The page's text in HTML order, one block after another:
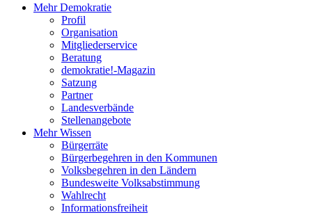
Mehr Demokratie
Profil
Organisation
Mitgliederservice
Beratung
demokratie!-Magazin
Satzung
Partner
Landesverbände
Stellenangebote
Mehr Wissen
Bürgerräte
Bürgerbegehren in den Kommunen
Volksbegehren in den Ländern
Bundesweite Volksabstimmung
Wahlrecht
Informationsfreiheit